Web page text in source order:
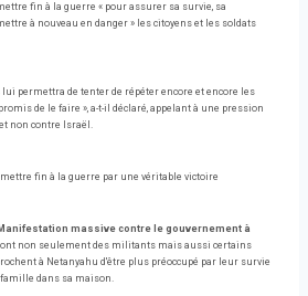
fin à la guerre « pour assurer sa survie, sa
à nouveau en danger » les citoyens et les soldats
lui permettra de tenter de répéter encore et encore les
de le faire », a-t-il déclaré, appelant à une pression
non contre Israël.
fin à la guerre par une véritable victoire
Manifestation massive contre le gouvernement à
non seulement des militants mais aussi certains
à Netanyahu d'être plus préoccupé par leur survie
dans sa maison.